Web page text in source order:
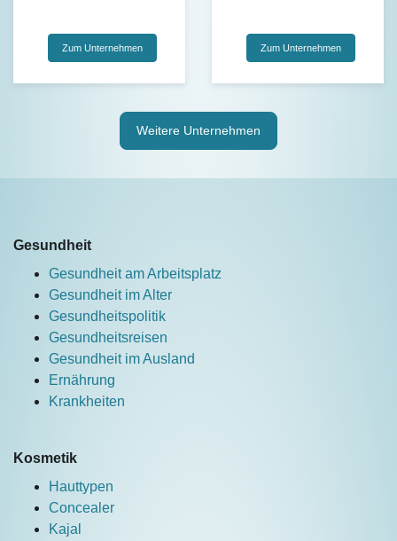
Zum Unternehmen Zum Unternehmen
Weitere Unternehmen
Gesundheit
Gesundheit am Arbeitsplatz
Gesundheit im Alter
Gesundheitspolitik
Gesundheitsreisen
Gesundheit im Ausland
Ernährung
Krankheiten
Kosmetik
Hauttypen
Concealer
Kajal